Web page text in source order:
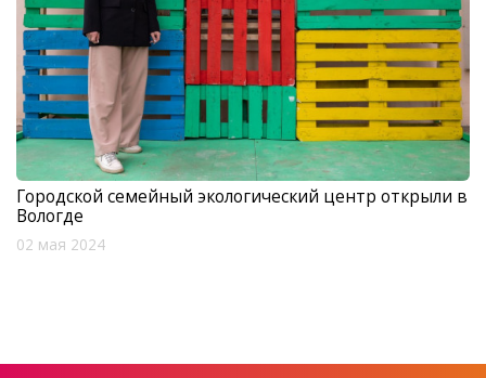
Городской семейный экологический центр открыли в
Вологде
02 мая 2024